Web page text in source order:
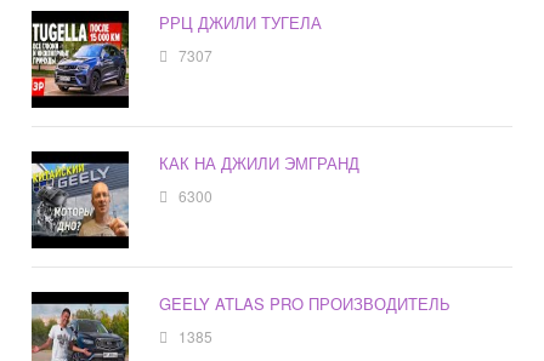
РРЦ ДЖИЛИ ТУГЕЛА
7307
КАК НА ДЖИЛИ ЭМГРАНД
6300
GEELY ATLAS PRO ПРОИЗВОДИТЕЛЬ
1385